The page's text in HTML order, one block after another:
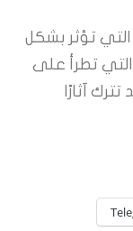
التي تؤثر بشكل
التي تطرأ على
آثارًا